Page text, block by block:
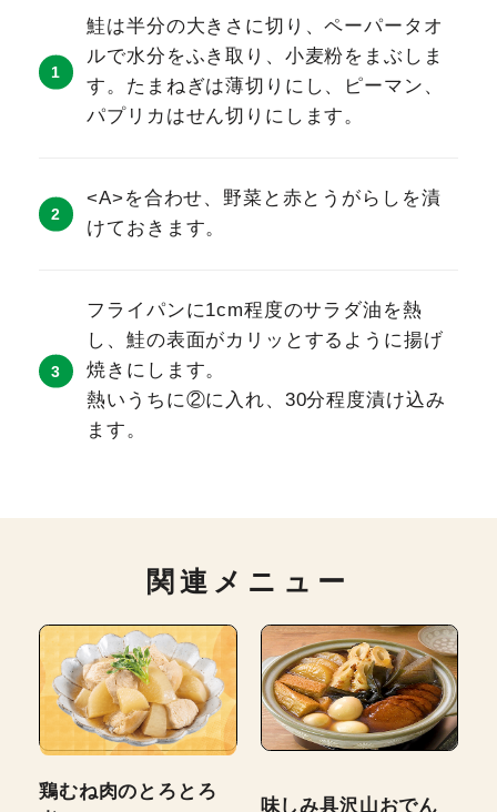
鮭は半分の大きさに切り、ペーパータオ
ルで水分をふき取り、小麦粉をまぶしま
す。たまねぎは薄切りにし、ピーマン、
パプリカはせん切りにします。
<A>を合わせ、野菜と赤とうがらしを漬
けておきます。
フライパンに1cm程度のサラダ油を熱
し、鮭の表面がカリッとするように揚げ
焼きにします。
熱いうちに②に入れ、30分程度漬け込み
ます。
関連メニュー
鶏むね肉のとろとろ
味しみ具沢山おでん